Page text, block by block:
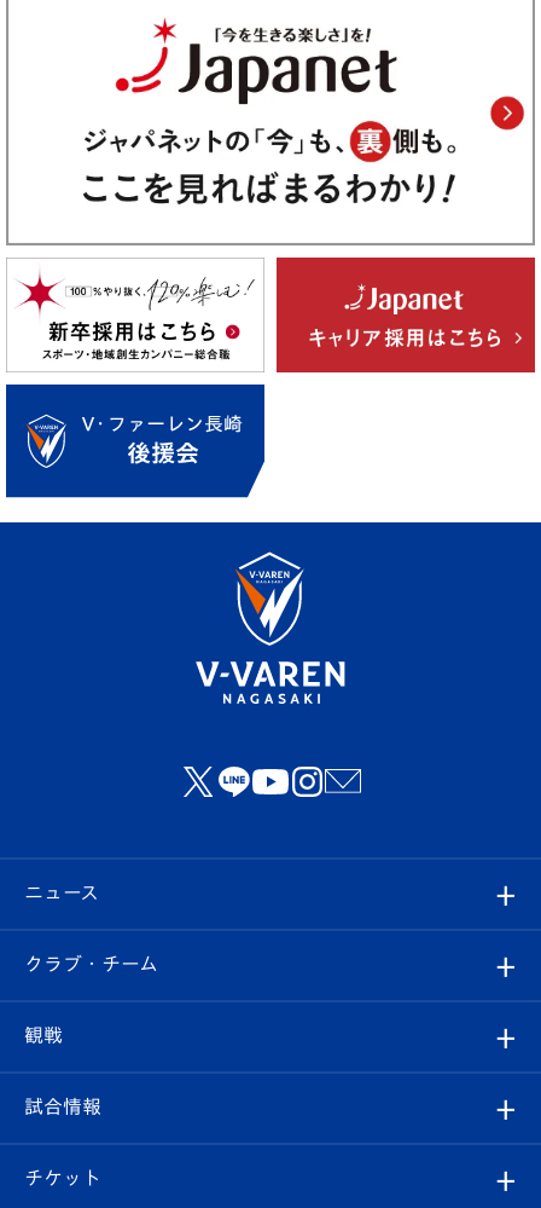
ニュース
すべて
クラブ
試合情報
クラブ・チーム
クラブ概要
観戦
観戦ルール
試合情報
試合日程/結果
チケット